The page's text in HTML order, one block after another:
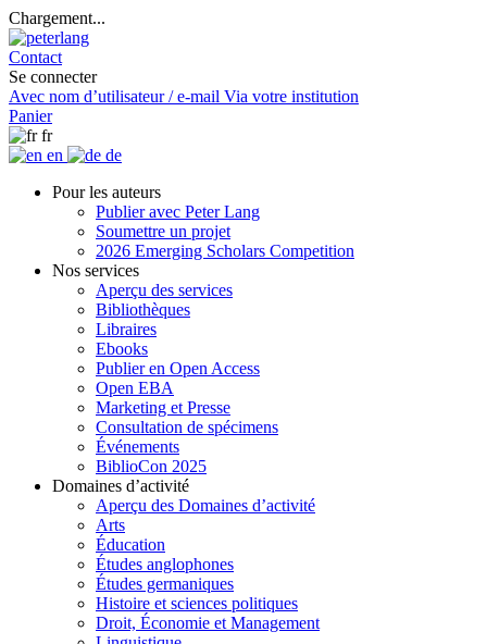
Chargement...
Contact
Se connecter
Avec nom d’utilisateur / e-mail Via votre institution
Panier
fr
en
de
Pour les auteurs
Publier avec Peter Lang
Soumettre un projet
2026 Emerging Scholars Competition
Nos services
Aperçu des services
Bibliothèques
Libraires
Ebooks
Publier en Open Access
Open EBA
Marketing et Presse
Consultation de spécimens
Événements
BiblioCon 2025
Domaines d’activité
Aperçu des Domaines d’activité
Arts
Éducation
Études anglophones
Études germaniques
Histoire et sciences politiques
Droit, Économie et Management